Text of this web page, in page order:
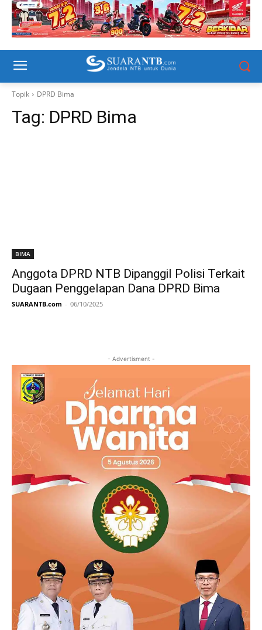
Topik DPRD Bima
Tag: DPRD Bima
BIMA
Anggota DPRD NTB Dipanggil Polisi Terkait
Dugaan Penggelapan Dana DPRD Bima
SUARANTB.com - 06/10/2025
- Advertisment -